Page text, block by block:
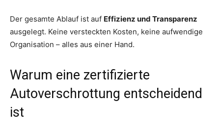
Der gesamte Ablauf ist auf Effizienz und Transparenz
ausgelegt. Keine versteckten Kosten, keine aufwendige
Organisation – alles aus einer Hand.
Warum eine zertifizierte
Autoverschrottung entscheidend
ist